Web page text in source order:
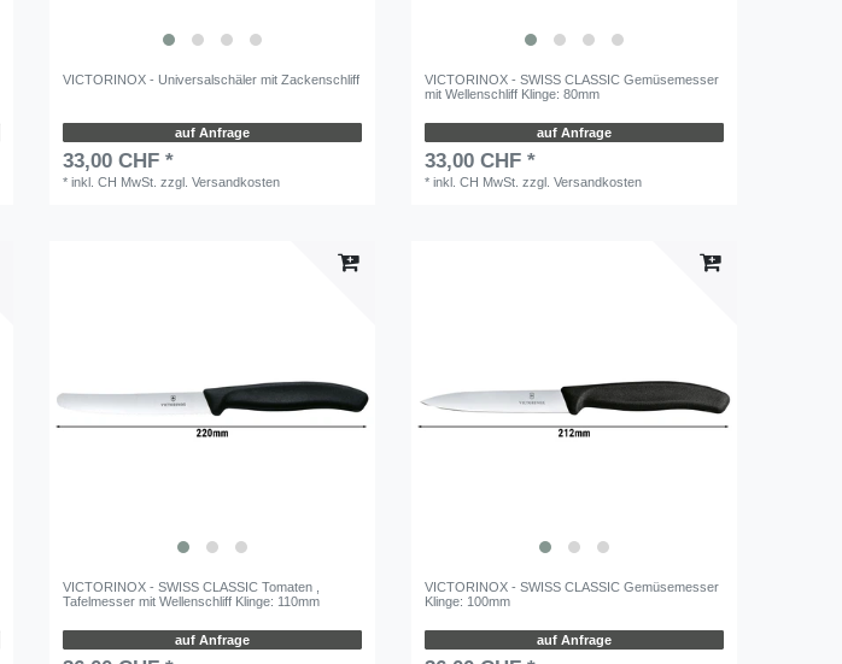
VICTORINOX - Universalschäler mit Zackenschliff
auf Anfrage
33,00 CHF *
*inkl. CH MwSt. zzgl.Versandkosten
VICTORINOX - SWISS CLASSIC Gemüsemesser
mit Wellenschliff Klinge: 80mm
auf Anfrage
33,00 CHF *
*inkl. CH MwSt. zzgl.Versandkosten
VICTORINOX - SWISS CLASSIC Tomaten ,
Tafelmesser mit Wellenschliff Klinge: 110mm
auf Anfrage
VICTORINOX - SWISS CLASSIC Gemüsemesser
Klinge: 100mm
auf Anfrage